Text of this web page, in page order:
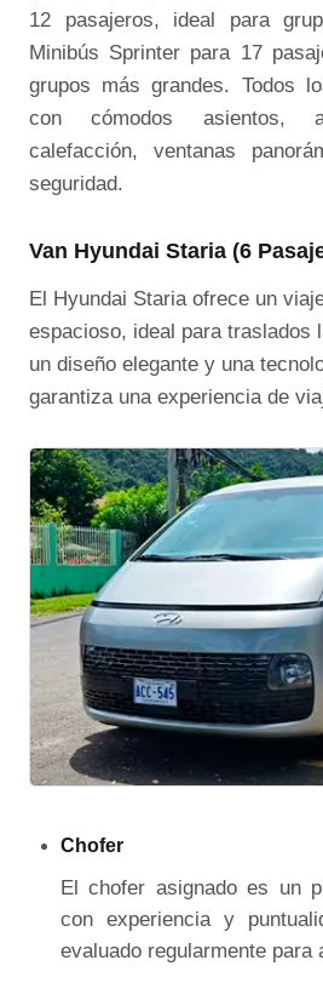
12 pasajeros, ideal para
Minibús Sprinter para 17
grupos más grandes. Todos
con cómodos asientos,
calefacción, ventanas
seguridad.
Van Hyundai Staria (6
El Hyundai Staria ofrece un
espacioso, ideal para traslados
un diseño elegante y una
garantiza una experiencia de
Chofer
El chofer asignado es un
con experiencia y
evaluado regularmente para